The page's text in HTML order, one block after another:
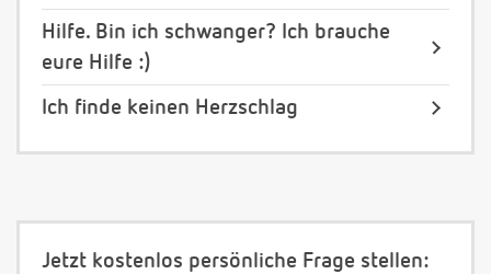
Hilfe. Bin ich schwanger? Ich brauche
eure Hilfe :)
Ich finde keinen Herzschlag
Jetzt kostenlos persönliche Frage stellen: